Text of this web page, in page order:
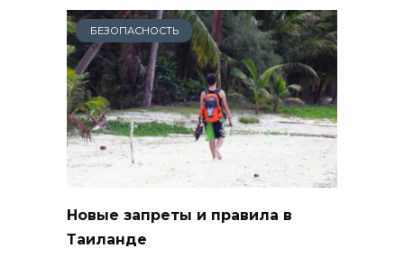
БЕЗОПАСНОСТЬ
Новые запреты и правила в
Таиланде